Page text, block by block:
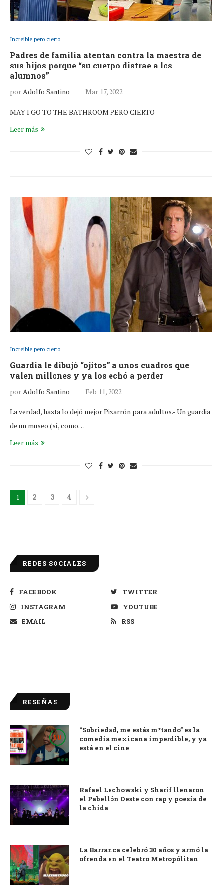
Increíble pero cierto
Padres de familia atentan contra la maestra de
sus hijos porque “su cuerpo distrae a los
alumnos”
porAdolfo Santino Mar 17, 2022
MAY I GO TO THE BATHROOM PERO CIERTO
Leer más
Increíble pero cierto
Guardia le dibujó “ojitos” a unos cuadros que
valen millones y ya los echó a perder
porAdolfo Santino Feb 11, 2022
La verdad, hasta lo dejó mejor Pizarrón para adultos.- Un guardia
de un museo (sí, como…
Leer más
1 2 3 4
REDES SOCIALES
FACEBOOK
TWITTER
INSTAGRAM
YOUTUBE
EMAIL
RSS
RESEÑAS
9.0
“Sobriedad, me estás m*tando” es la
comedia mexicana imperdible, y ya
está en el cine
Rafael Lechowski y Sharif llenaron
el Pabellón Oeste con rap y poesía de
la chida
La Barranca celebró 30 años y armó la
ofrenda en el Teatro Metropólitan